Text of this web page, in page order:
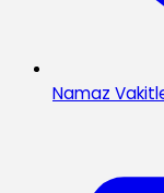
Namaz